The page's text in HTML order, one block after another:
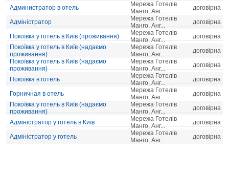
Администратор в отель
Мережа Готелів
Манго, Анг...
договірна
Адміністратор
Мережа Готелів
Манго, Анг...
договірна
Покоївка у готель в Київ (проживання)
Мережа Готелів
Манго, Анг...
договірна
Покоївка у готель в Київ (надаємо
проживання)
Мережа Готелів
Манго, Анг...
договірна
Покоївка у готель в Київ (надаємо
проживання)
Мережа Готелів
Манго, Анг...
договірна
Покоївка в готель
Мережа Готелів
Манго, Анг...
договірна
Горничная в отель
Мережа Готелів
Манго, Анг...
договірна
Покоївка у готель в Київ (надаємо
проживання)
Мережа Готелів
Манго, Анг...
договірна
Адміністратор у готель в Київ
Мережа Готелів
Манго, Анг...
договірна
Адміністратор у готель
Мережа Готелів
Манго, Анг...
договірна